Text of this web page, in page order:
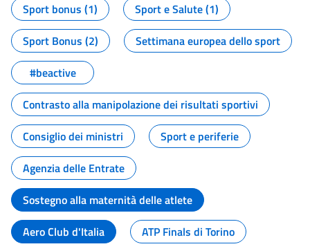
Sport bonus (1)
Sport e Salute (1)
Sport Bonus (2)
Settimana europea dello sport
#beactive
Contrasto alla manipolazione dei risultati sportivi
Consiglio dei ministri
Sport e periferie
Agenzia delle Entrate
Sostegno alla maternità delle atlete
Aero Club d'Italia
ATP Finals di Torino